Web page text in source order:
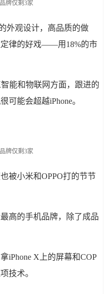
外观设计，高品质的做
定律的好戏——用18%的市
能和物联网方面，跟进的
可能会超越iPhone。
被小米和OPPO打的节节
高的手机品牌，除了成品
iPhone X上的屏幕和COP
技术。